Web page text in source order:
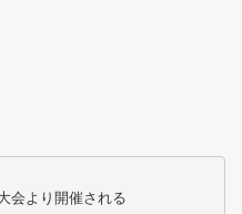
会より開催される